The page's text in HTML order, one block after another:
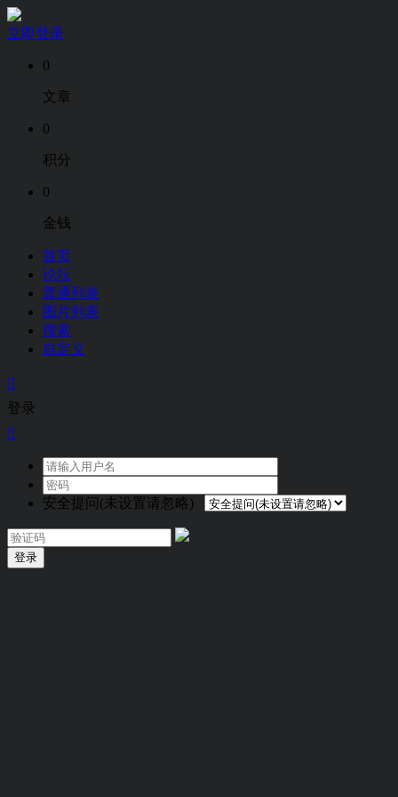
立即登录
0
文章
0
积分
0
金钱
首页
论坛
普通列表
图片列表
搜索
自定义

登录

安全提问(未设置请忽略)
登录